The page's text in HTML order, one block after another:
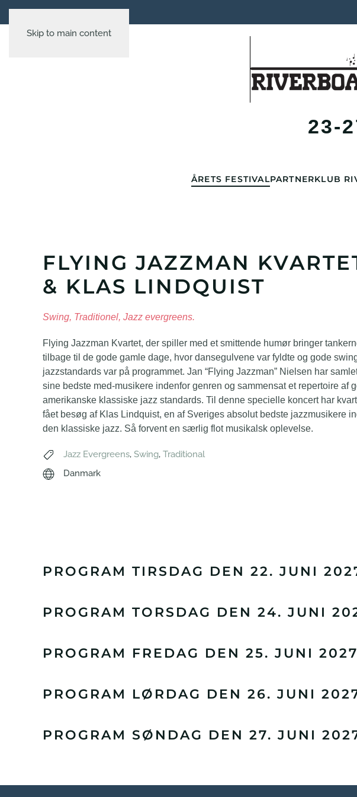
Skip to main content
23-
ÅRETS FESTIVALPARTNERKLUB
FLYING JAZZMAN
& KLAS LINDQUIST
Swing, Traditionel, Jazz evergreens.
Flying Jazzman Kvartet, der spiller med et smittende humør bringer
tilbage til de gode gamle dage, hvor dansegulvene var fyldte og gode
jazzstandards var på programmet. Jan “Flying Jazzman” Nielsen har
sine bedste med-musikere indenfor genren og sammensat et repertoire af
amerikanske klassiske jazz standards. Til denne specielle koncert har
fået besøg af Klas Lindquist, en af Sveriges absolut bedste jazzmusikere
den klassiske jazz. Så forvent en særlig flot musikalsk oplevelse.
Jazz Evergreens, Swing, Traditional
Danmark
PROGRAM TIRSDAG DEN 22. JUNI
PROGRAM TORSDAG DEN 24. JUNI
PROGRAM FREDAG DEN 25. JUNI 2027
PROGRAM LØRDAG DEN 26. JUNI
PROGRAM SØNDAG DEN 27. JUNI